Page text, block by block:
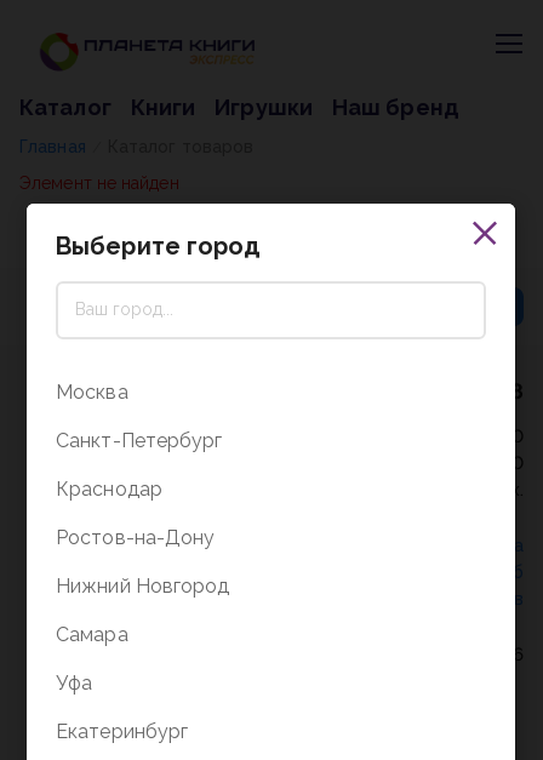
Каталог Книги Игрушки Наш бренд
Главная
Элемент не найден
8 (800) 5000-338
Режим работы - 9:30-20:00
в выходные и праздники - 10:00-19:00
без перерыва и выходных.
Политика конфиденциальности
СОГЛАСИЕ на
Соглашение об
использовании cookie-файлов
© Планета книги, 1998-2026
Выберите город
Москва
Санкт-Петербург
Краснодар
Ростов-на-Дону
Нижний Новгород
Самара
Уфа
Екатеринбург